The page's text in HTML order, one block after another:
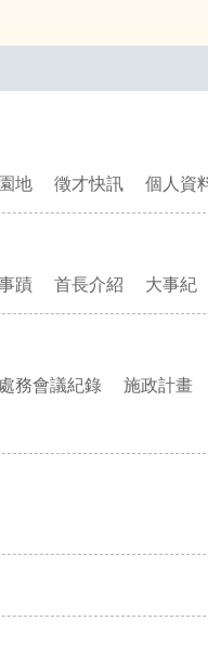
地 徵才快訊 個人資
蹟 首長介紹 大事紀
處務會議紀錄 施政計畫